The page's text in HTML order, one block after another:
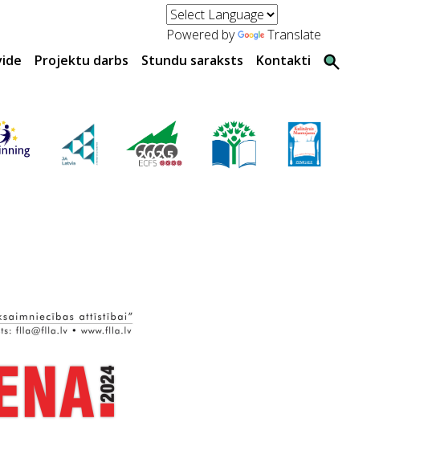
Powered by
Translate
Projektu darbs Stundu saraksts Kontakti